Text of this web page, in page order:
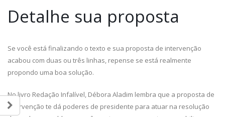
Detalhe sua proposta
Se você está finalizando o texto e sua proposta de intervenção
acabou com duas ou três linhas, repense se está realmente
propondo uma boa solução.
No livro Redação Infalível, Débora Aladim lembra que a proposta de
intervenção te dá poderes de presidente para atuar na resolução